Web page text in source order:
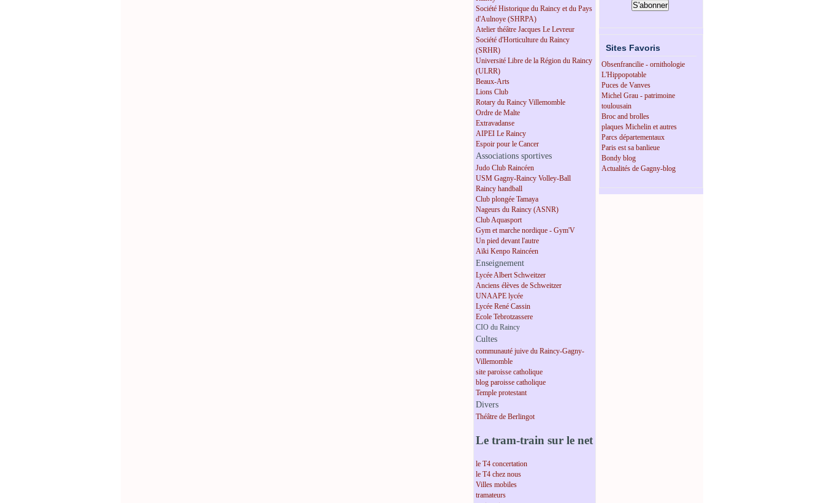
Société Historique du Raincy et du Pays
d'Aulnoye (SHRPA)
Atelier théâtre Jacques Le Levreur
Société d'Horticulture du Raincy
(SRHR)
Université Libre de la Région du Raincy
(ULRR)
Beaux-Arts
Lions Club
Rotary du Raincy Villemomble
Ordre de Malte
Extravadanse
AIPEI Le Raincy
Espoir pour le Cancer
Associations sportives
Judo Club Raincéen
USM Gagny-Raincy Volley-Ball
Raincy handball
Club plongée Tamaya
Nageurs du Raincy (ASNR)
Club Aquasport
Gym et marche nordique - Gym'V
Un pied devant l'autre
Aïki Kenpo Raincéen
Enseignement
Lycée Albert Schweitzer
Anciens élèves de Schweitzer
UNAAPE lycée
Lycée René Cassin
Ecole Tebrotzassere
CIO du Raincy
Cultes
communauté juive du Raincy-Gagny-
Villemomble
site paroisse catholique
blog paroisse catholique
Temple protestant
Divers
Théâtre de Berlingot
Le tram-train sur le net
le T4 concertation
le T4 chez nous
Villes mobiles
tramateurs
Sites Favoris
Obsenfrancilie - ornithologie
L'Hippopotable
Puces de Vanves
Michel Grau - patrimoine
toulousain
Broc and brolles
plaques Michelin et autres
Parcs départementaux
Paris est sa banlieue
Bondy blog
Actualités de Gagny-blog